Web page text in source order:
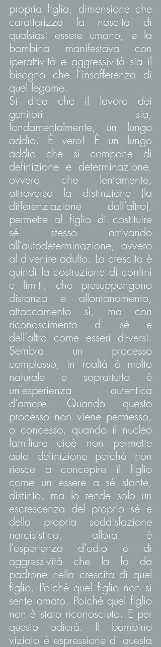
propria figlia, dimensione che
caratterizza la nascita di
qualsiasi essere umano, e la
bambina manifestava con
iperattività e aggressività sia il
bisogno che l’insofferenza di
quel legame.
Si dice che il lavoro dei
genitori sia,
fondamentalmente, un lungo
addio. È vero! È un lungo
addio che si compone di
definizione e determinazione,
ovvero che lentamente,
attraverso la distinzione (la
differenziazione dall’altro),
permette al figlio di costituire
sé stesso arrivando
all’autodeterminazione, ovvero
al divenire adulto. La crescita è
quindi la costruzione di confini
e limiti, che presuppongono
distanza e allontanamento,
attaccamento sì, ma con
riconoscimento di sé e
dell’altro come esseri di-versi.
Sembra un processo
complesso, in realtà è molto
naturale e soprattutto è
un’esperienza autentica
d’amore. Quando questo
processo non viene permesso,
o concesso, quando il nucleo
familiare cioè non permette
auto definizione perché non
riesce a concepire il figlio
come un essere a sé stante,
distinto, ma lo rende solo un
escrescenza del proprio sé e
della propria soddisfazione
narcisistica, allora è
l’esperienza d’odio e di
aggressività che la fa da
padrone nella crescita di quel
figlio. Poiché quel figlio non si
sente amato. Poiché quel figlio
non è stato riconosciuto. E per
questo odierà. Il bambino
viziato è espressione di questa